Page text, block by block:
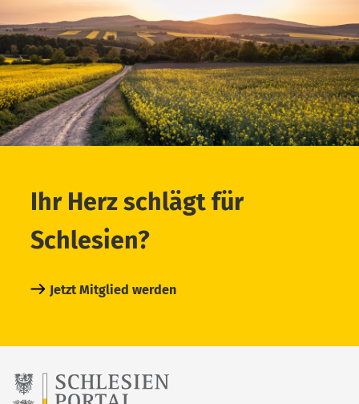
Ihr Herz schlägt für
Schlesien?
Jetzt Mitglied werden